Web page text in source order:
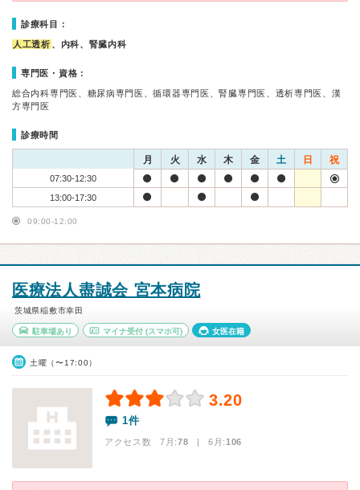
診療科目：
人工透析 、内科、腎臓内科
専門医・資格：
総合内科専門医、糖尿病専門医、循環器専門医、腎臓専門医、透析専門医、漢
方専門医
診療時間
月 火 水 木 金 土 日 祝
07:30-12:30
13:00-17:30
09:00-12:00
医療法人盡誠会 宮本病院
茨城県稲敷市幸田
駐車場あり マイナ受付(スマホ可) 女医在籍
土曜（〜17:00）
3.20
1件
アクセス数 7月:78 | 6月:106